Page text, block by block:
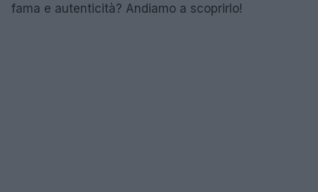
fama e autenticità? Andiamo a scoprirlo!